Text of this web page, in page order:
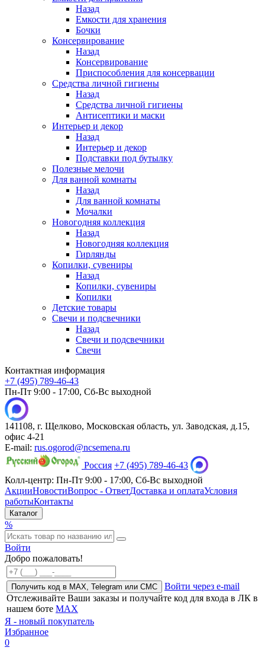
Назад
Емкости для хранения
Бочки
Консервирование
Назад
Консервирование
Приспособления для консервации
Средства личной гигиены
Назад
Средства личной гигиены
Антисептики и маски
Интерьер и декор
Назад
Интерьер и декор
Подставки под бутылку
Полезные мелочи
Для ванной комнаты
Назад
Для ванной комнаты
Мочалки
Новогодняя коллекция
Назад
Новогодняя коллекция
Гирлянды
Копилки, сувениры
Назад
Копилки, сувениры
Копилки
Детские товары
Свечи и подсвечники
Назад
Свечи и подсвечники
Свечи
Контактная информация
+7 (495) 789-46-43
Пн-Пт 9:00 - 17:00, Сб-Вс выходной
141108, г. Щелково, Московская область, ул. Заводская, д.15,
офис 4-21
E-mail: rus.ogorod@ncsemena.ru
Россия +7 (495) 789-46-43
Колл-центр: Пн-Пт 9:00 - 17:00, Сб-Вс выходной
АкцииНовостиВопрос - ОтветДоставка и оплатаУсловия
работыКонтакты
Каталог
%
Войти
Добро пожаловать!
Получить код в MAX, Telegram или СМС
Войти через e-mail
Отслеживайте Ваши заказы и получайте код для входа в ЛК в
нашем боте MAX
Я - новый покупатель
Избранное
0